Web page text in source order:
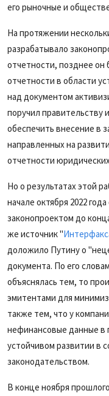
его рыночные и
На протяжении
разрабатывало
отчетности, позднее он
отчетности в области
над документом
поручил правительству
обеспечить внесение в
направленных на
отчетности
Но о результатах этой
начале октября 2022
законопроектом до
же источник "
доложило Путину о
документа. По его
объяснялась тем, то
эмитентами для
также тем, что у
нефинансовые данные в
устойчивом развитии в
законодательством.
В конце ноября